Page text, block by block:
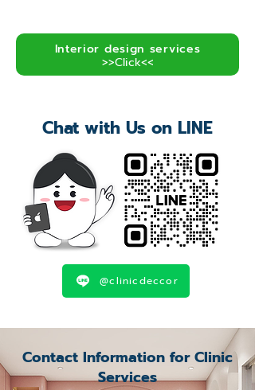
Interior design services
>>Click<<
Chat with Us on LINE
@clinicdeccor
Contact Information for Clinic
Services